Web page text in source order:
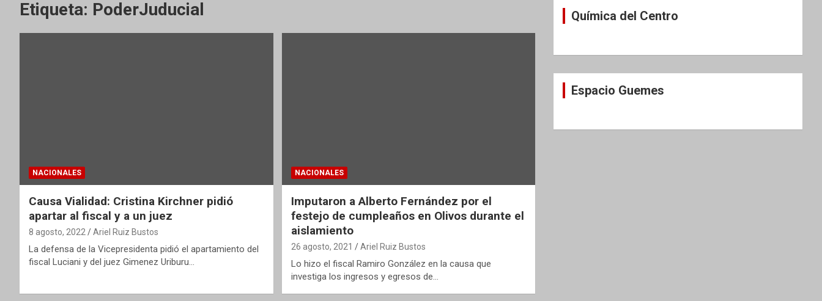
Etiqueta: PoderJuducial
NACIONALES
Causa Vialidad: Cristina Kirchner pidió
apartar al fiscal y a un juez
8 agosto, 2022 Ariel Ruiz Bustos
La defensa de la Vicepresidenta pidió el apartamiento del
fiscal Luciani y del juez Gimenez Uriburu…
NACIONALES
Imputaron a Alberto Fernández por el
festejo de cumpleaños en Olivos durante el
aislamiento
26 agosto, 2021 Ariel Ruiz Bustos
Lo hizo el fiscal Ramiro González en la causa que
investiga los ingresos y egresos de…
Química del Centro
Espacio Guemes